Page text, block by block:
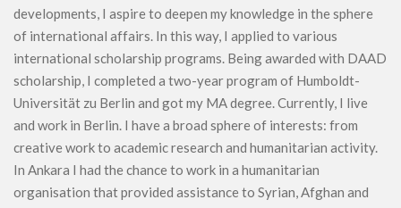
developments, I aspire to deepen my knowledge in the sphere
of international affairs. In this way, I applied to various
international scholarship programs. Being awarded with DAAD
scholarship, I completed a two-year program of Humboldt-
Universität zu Berlin and got my MA degree. Currently, I live
and work in Berlin. I have a broad sphere of interests: from
creative work to academic research and humanitarian activity.
In Ankara I had the chance to work in a humanitarian
organisation that provided assistance to Syrian, Afghan and